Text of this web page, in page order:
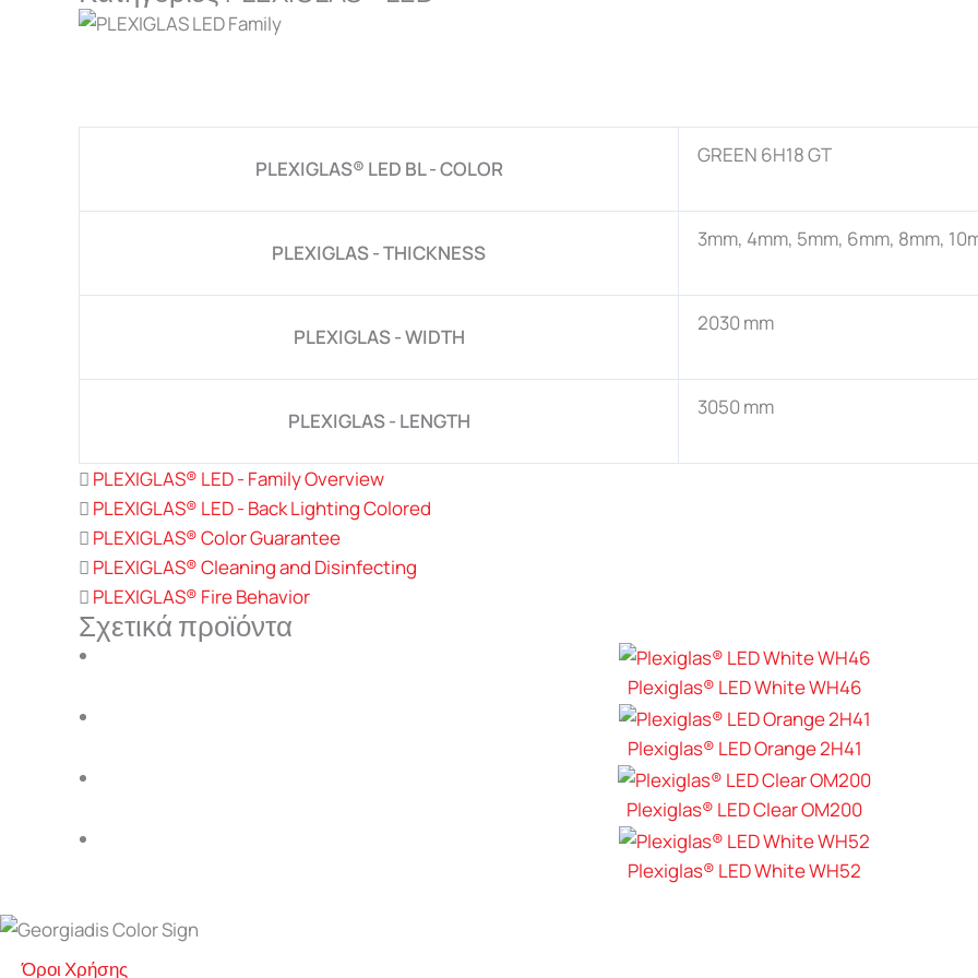
PLEXIGLAS® LED BL - COLOR
GREEN 6H18 GT
PLEXIGLAS - THICKNESS
3mm, 4mm, 5mm, 6mm, 8mm,
PLEXIGLAS - WIDTH
2030 mm
PLEXIGLAS - LENGTH
3050 mm
PLEXIGLAS® LED - Family Overview
PLEXIGLAS® LED - Back Lighting Colored
PLEXIGLAS® Color Guarantee
PLEXIGLAS® Cleaning and Disinfecting
PLEXIGLAS® Fire Behavior
Σχετικά προϊόντα
Plexiglas® LED White WH46
Plexiglas® LED Orange 2H41
Plexiglas® LED Clear OM200
Plexiglas® LED White WH52
Όροι Χρήσης